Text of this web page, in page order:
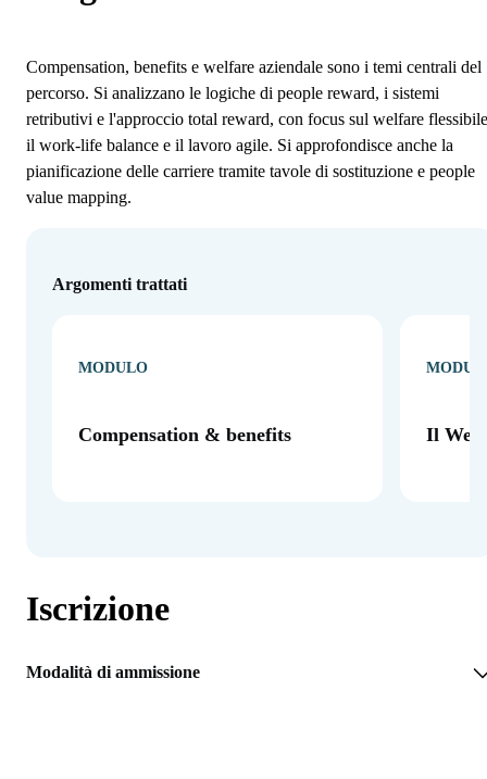
Compensation, benefits e welfare aziendale sono i temi centrali del
percorso. Si analizzano le logiche di people reward, i sistemi
retributivi e l'approccio total reward, con focus sul welfare
il work-life balance e il lavoro agile. Si approfondisce anche la
pianificazione delle carriere tramite tavole di sostituzione e people
value mapping.
Argomenti trattati
MODULO
Compensation & benefits Il
Iscrizione
Modalità di ammissione